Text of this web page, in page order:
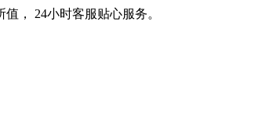
， 24小时客服贴心服务。